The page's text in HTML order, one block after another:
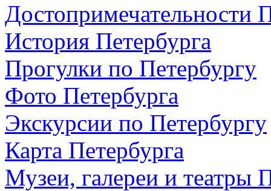
Достопримечательности
История Петербурга
Прогулки по Петербургу
Фото Петербурга
Экскурсии по Петербургу
Карта Петербурга
Музеи, галереи и театры